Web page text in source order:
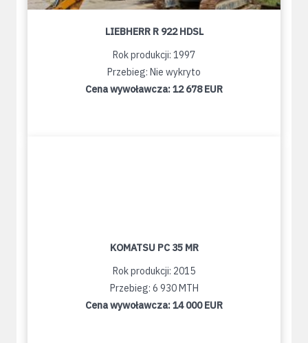
LIEBHERR R 922 HDSL
Rok produkcji: 1997
Przebieg: Nie wykryto
Cena wywoławcza:12 678 EUR
KOMATSU PC 35 MR
Rok produkcji: 2015
Przebieg: 6 930 MTH
Cena wywoławcza:14 000 EUR